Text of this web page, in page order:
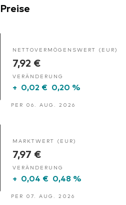
Preise
NETTOVERMÖGENSWERT (EUR)
7,92 €
VERÄNDERUNG
+ 0,02 € 0,20 %
PER 06. AUG. 2026
MARKTWERT (EUR)
7,97 €
VERÄNDERUNG
+ 0,04 € 0,48 %
PER 07. AUG. 2026